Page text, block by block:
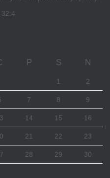
P S N
1 2
7 8 9
14 15 16
21 22 23
28 29 30